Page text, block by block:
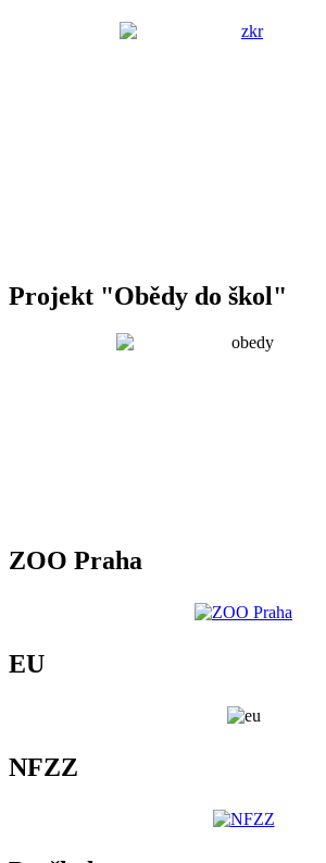
Projekt "Obědy do škol"
ZOO Praha
EU
NFZZ